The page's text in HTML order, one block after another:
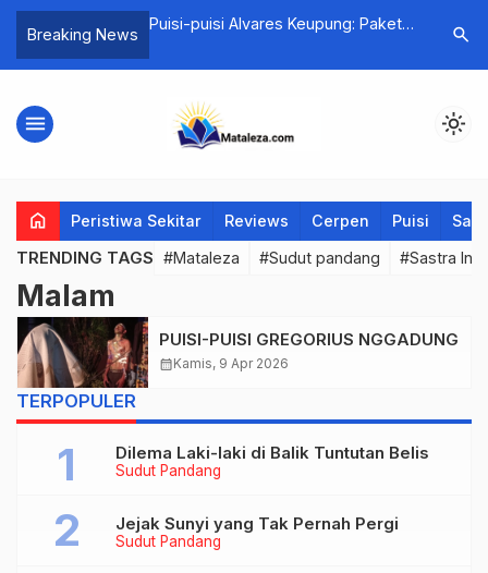
Breaking News
Puisi-puisi Alvares Keupung: Paket
Percakapan dengan Angin
Ngada
Diri!
search
menu light_mode
home Peristiwa Sekitar Reviews Cerpen Puisi
TRENDING TAGS #Mataleza #Sudut pandang #Sastra
Malam
PUISI-PUISI GREGORIUS NGGADUNG
calendar_monthKamis, 9 Apr 2026
TERPOPULER
Sudut Pandang
Dilema Laki-laki di Balik Tuntutan Belis
Sudut Pandang
Jejak Sunyi yang Tak Pernah Pergi